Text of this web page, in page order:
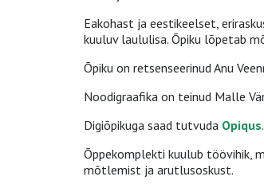
Eakohast ja eestikeelset,
kuuluv laululisa. Õpiku lõpetab
Õpiku on retsenseerinud Anu
Noodigraafika on teinud Malle
Digiõpikuga saad tutvuda Opiqus.
Õppekomplekti kuulub töövihik,
mõtlemist ja arutlusoskust.